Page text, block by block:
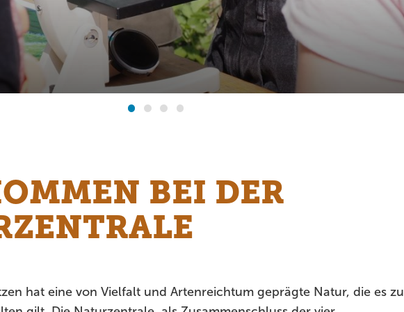
BEI DER
hat eine von Vielfalt und Artenreichtum geprägte Natur, die es zu